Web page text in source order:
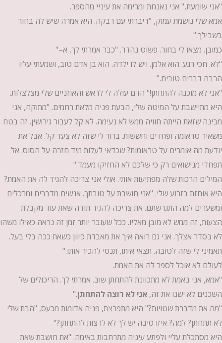
"אני שומעת," אני נאנחת ומרימה את עיניי מהספר.
אמא שלי נושמת עמוק, "דיברתי עם רבקה. היא אמרה שיש לה בחור
בשבילך."
כמובן. מצאו לי בחור. פשוט נהדר. "כבר אמרתי לך, א–"
"לא. חכי רגע. הוא אלמן. ויש לו ילדה. הוא בן אדם טוב, ושמעתי עליו
הרבה דברים טובים."
"אני לא מוכנה להתחתן!" הדם עולה לי לראש והאוזניים שלי מצלצלות.
היא מתיישבת על המיטה שלי, הבעת פניה מלאת רחמים. "מתוקה, אני
מבינה שזאת הייתה חוויה ממש לא נעימה. לא קל לעבור גירושין. זה בטח
משאיר טראומה ופחדים וחששות. ברור לי שזה לא צעד קל. אבל את
יודעת מה אומרים על טראומות? שכדאי לעלות מיד חזרה על הסוס. אל
תפחדי מנישואים רק כי שלכם לא החזיקו מעמד."
המילים הרכות שלה מפתיעות אותי. אולי אני צריכה להגיד לה את האמת?
היא אוחזת בזרוע שלי. "אני חושבת על טובתך. אנשים מדברים ומרכלים
ומשערים למה התגרשתם. את צריכה להגיד תודה שאת עוד מקבלת
הצעות, זה ממש לא מובן מאליו. ככל שעובר יותר זמן זה נראה כאילו משהו
לא בסדר אצלך. אני גם רואה איך את מאבדת כיוון כשאת ככה בלי בעל.
תאמיני לי שזה לטובה. תצאי איתו, תנסי להכיר אותו."
לעולם לא אוכל לספר לה את האמת.
"אמא, אני באמת לא מתכוונת להתחתן שוב. אמרתי לך. הריכולים של
השכנים לא ישנו את זה, אני לא רוצה להתחתן."
"מה את מדברת שטויות?" היא מתפרצת, פניה אדומות מכעס, "הבת שלי
לא תתחתן? למה? איזו סיבה יש לך לא לרצות להתחתן?"
היא מסתכלת עליי ולפתע עיניה מתרחבות באימה. "את חושבת שאת